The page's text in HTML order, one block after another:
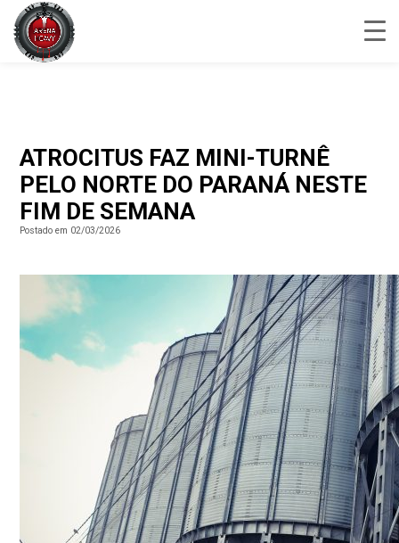
ATROCITUS FAZ MINI-TURNÊ
PELO NORTE DO PARANÁ NESTE
FIM DE SEMANA
Postado em 02/03/2026